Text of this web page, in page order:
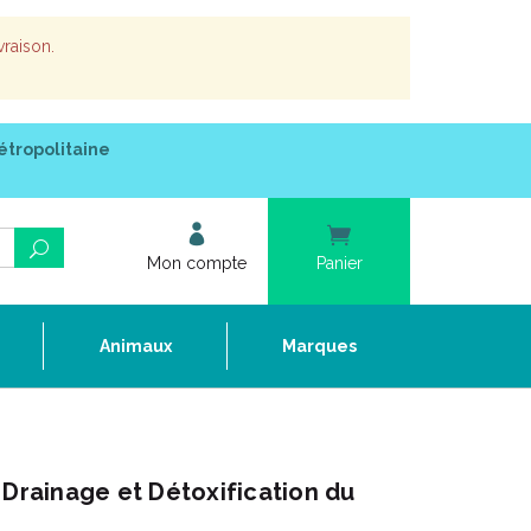
Mon compte Panier
Animaux Marques
Drainage et Détoxification du